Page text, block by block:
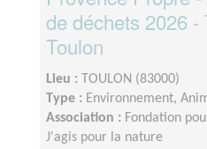
de déchets 2026 -
Toulon
Lieu :
TOULON (83000)
Type : Environnement,
Association : Fondation
J'agis pour la nature